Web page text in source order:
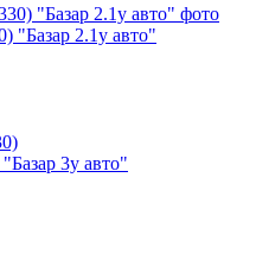
2.1у авто"
3у авто"